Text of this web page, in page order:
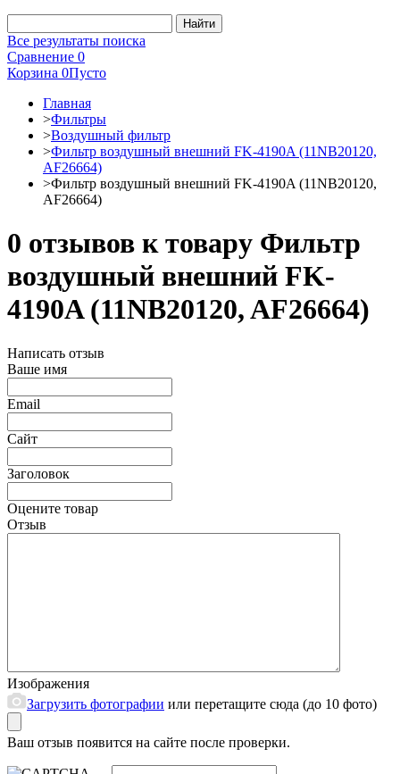
Все результаты поиска
Сравнение 0
Корзина 0Пусто
Главная
>Фильтры
>Воздушный фильтр
>Фильтр воздушный внешний FK-4190A (11NB20120,
AF26664)
>Фильтр воздушный внешний FK-4190A (11NB20120,
AF26664)
0 отзывов к товару Фильтр
воздушный внешний FK-
4190A (11NB20120, AF26664)
Написать отзыв
Ваше имя
Email
Сайт
Заголовок
Оцените товар
Отзыв
Изображения
Загрузить фотографии или перетащите сюда (до 10 фото)
Ваш отзыв появится на сайте после проверки.